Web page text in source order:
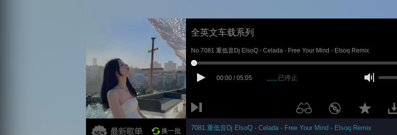
全英文车载系列
No.7081 重低音Dj ElsoQ - Celada - Free Your Mind - Elsoq Remix
00:00 / 05:05 已停止
换一批 7081.重低音Dj ElsoQ - Celada - Free Your Mind - Elsoq Remix